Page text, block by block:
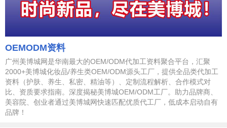
OEMODM资料
广州美博城网是华南最大的OEM/ODM代加工资料聚合平台，汇聚
2000+美博城化妆品/养生类OEM/ODM源头工厂，提供全品类代加工
资料（护肤、养生、私密、精油等）、定制流程解析、合作模式对
比、资质要求指南。深度揭秘美博城OEM/ODM工厂。助力品牌商、
美容院、创业者通过美博城网快速匹配优质代工厂，低成本启动自有
品牌！